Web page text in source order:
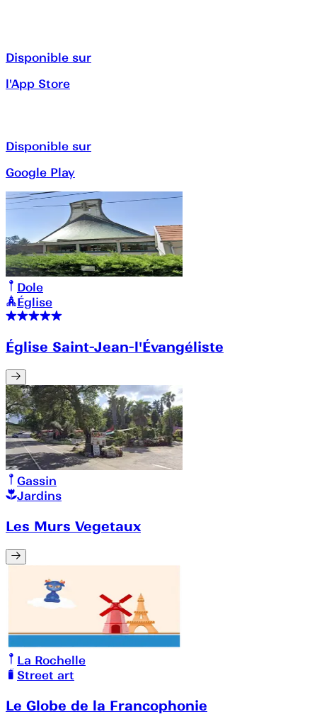
Disponible sur
l'App Store
Disponible sur
Google Play
Dole
Église
Église Saint-Jean-l'Évangéliste
Gassin
Jardins
Les Murs Vegetaux
La Rochelle
Street art
Le Globe de la Francophonie